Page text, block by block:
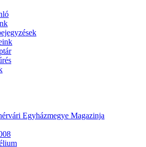
Egyházmegye Magazinja